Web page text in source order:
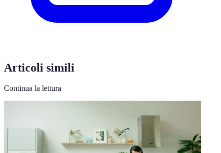
Articoli simili
Continua la lettura